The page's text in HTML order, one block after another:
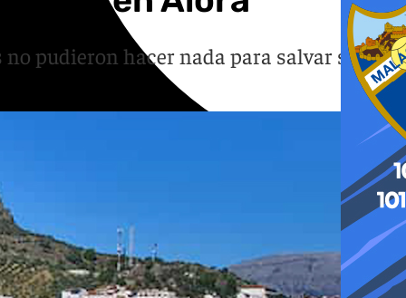
pudieron hacer nada para salvar su